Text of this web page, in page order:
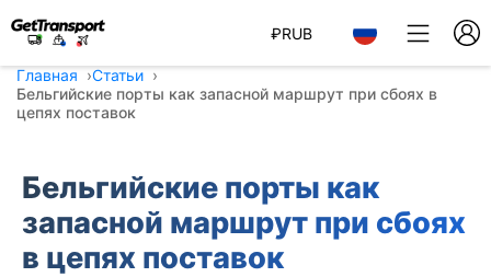
₽RUB
Главная
Статьи
Бельгийские порты как запасной маршрут при сбоях в
цепях поставок
Бельгийские порты как
запасной маршрут при сбоях
в цепях поставок